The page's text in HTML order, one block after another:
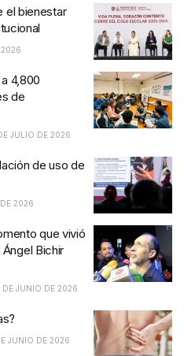
el bienestar
2026
4,800
de
JULIO DE 2026
de uso de
2026
que vivió
Bichir
DE JUNIO DE 2026
JUNIO DE 2026